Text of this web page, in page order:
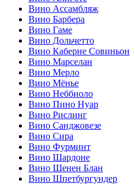
Вино Ассамбляж
Вино Барбера
Вино Гаме
Вино Дольчетто
Вино Каберне Совиньон
Вино Марселан
Вино Мерло
Вино Мёнье
Вино Неббиоло
Вино Пино Нуар
Вино Рислинг
Вино Санджовезе
Вино Сира
Вино Фурминт
Вино Шардоне
Вино Шенен Блан
Вино Шпетбургундер